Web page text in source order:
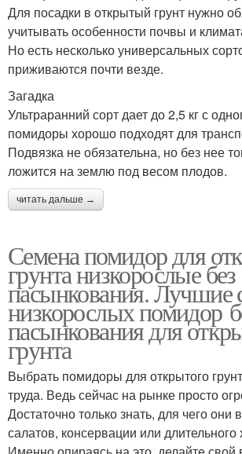
Для посадки в открытый грунт нужно
учитывать особенности почвы и
Но есть несколько универсальных
приживаются почти везде.
Загадка
Ультраранний сорт дает до 2,5 кг с
помидоры хорошо подходят для
Подвязка не обязательна, но без нее
ложится на землю под весом плодов.
читать дальше →
Семена помидор для
грунта низкорослые без
пасынкования. Лучшие
низкорослых помидор
пасынкования для
грунта
Выбрать помидоры для открытого
труда. Ведь сейчас на рынке просто
Достаточно только знать, для чего
салатов, консервации или длительного